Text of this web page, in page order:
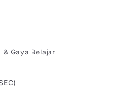
& Gaya Belajar